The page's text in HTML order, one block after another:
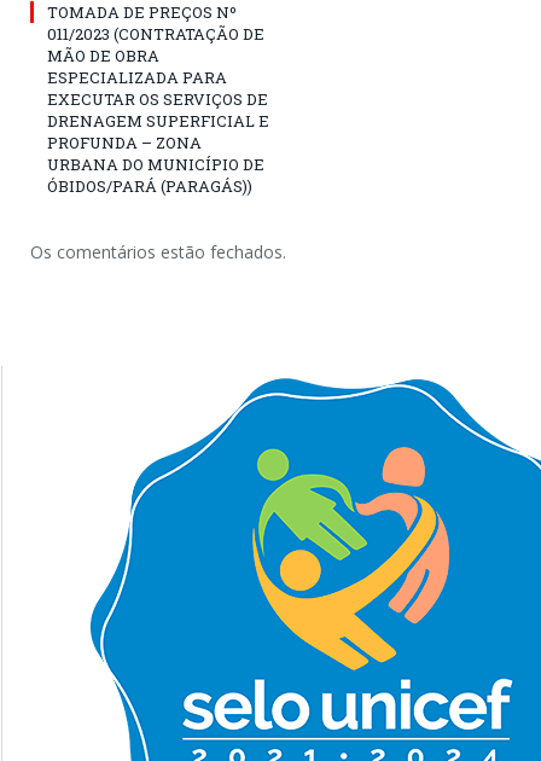
TOMADA DE PREÇOS Nº
011/2023 (CONTRATAÇÃO DE
MÃO DE OBRA
ESPECIALIZADA PARA
EXECUTAR OS SERVIÇOS DE
DRENAGEM SUPERFICIAL E
PROFUNDA – ZONA
URBANA DO MUNICÍPIO DE
ÓBIDOS/PARÁ (PARAGÁS))
Os comentários estão fechados.